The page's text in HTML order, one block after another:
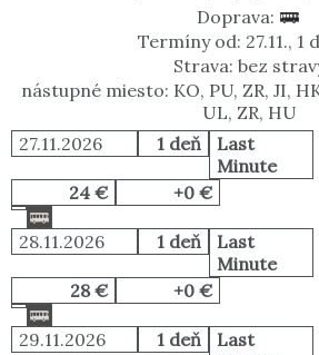
Doprava:
Termíny od: 27.11., 1
Strava: bez
nástupné miesto: KO, PU, ZR, JI,
UL, ZR, HU
27.11.2026
1 deň
Last
Minute
24 €
+0 €
28.11.2026 1 deň
Last
Minute
28 €
+0 €
29.11.2026 1 deň
Last